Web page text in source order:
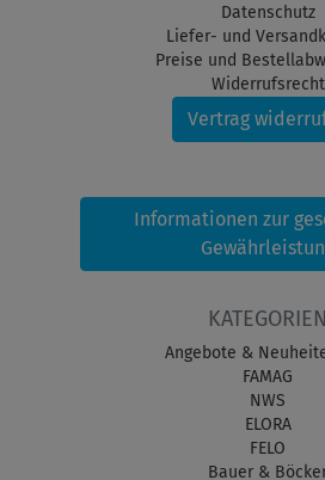
Datenschutz
Liefer- und
Preise und
Widerrufsrecht
Vertrag
Informationen zur
KATEGORIEN
Angebote &
FAMAG
NWS
ELORA
FELO
Bauer &